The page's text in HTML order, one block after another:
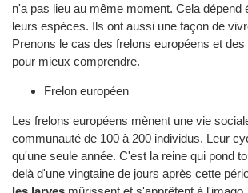
n'a pas lieu au même moment. Cela dépend
leurs espèces. Ils ont aussi une façon de
Prenons le cas des frelons européens et
pour mieux comprendre.
Frelon européen
Les frelons européens mènent une vie
communauté de 100 à 200 individus. Leur
qu'une seule année. C'est la reine qui pond
delà d'une vingtaine de jours après cette